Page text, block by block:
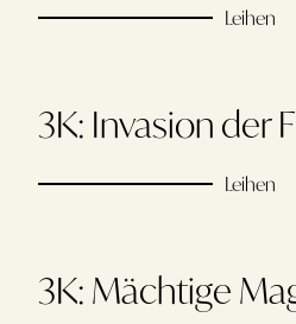
Leihen
3K: Invasion der
Leihen
3K: Mächtige